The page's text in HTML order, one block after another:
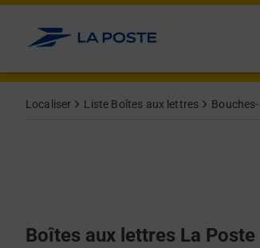
Allez au contenu
Localiser Liste Boîtes aux lettres
Boîtes aux lettres La